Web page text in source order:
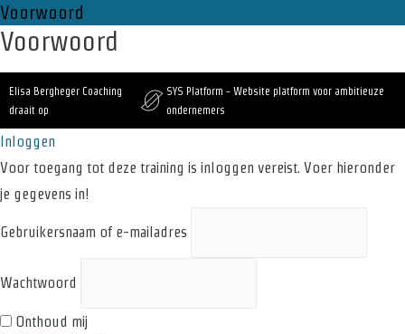
Voorwoord
Voorwoord
Elisa Bergheger Coaching
draait op
SYS Platform - Website platform voor ambitieuze
ondernemers
Inloggen
Voor toegang tot deze training is inloggen vereist. Voer hieronder
je gegevens in!
Gebruikersnaam of e-mailadres
Wachtwoord
Onthoud mij